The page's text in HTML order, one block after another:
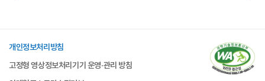
개인정보처리방침
고정형 영상정보처리기기 운영·관리 방침